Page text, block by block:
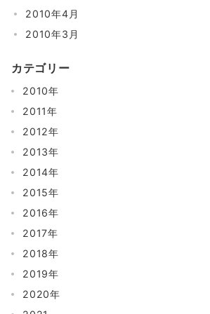
2010年4月
2010年3月
カテゴリー
2010年
2011年
2012年
2013年
2014年
2015年
2016年
2017年
2018年
2019年
2020年